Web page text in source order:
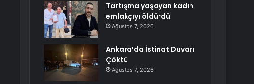
Tartışma yaşayan kadın
emlakçıyı öldürdü
Ağustos 7, 2026
Ankara’da İstinat Duvarı
Çöktü
Ağustos 7, 2026